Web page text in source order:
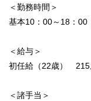
＜勤務時間＞
基本10：00～18：00
＜給与＞
初任給（22歳）
＜諸手当＞